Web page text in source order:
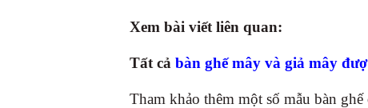
Xem bài viết liên quan:
Tất cả bàn ghế mây và giả mây
Tham khảo thêm một số mẫu bàn ghế